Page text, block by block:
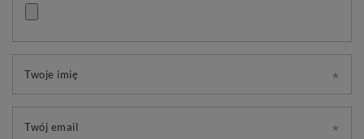
Twoje imię
Twój email